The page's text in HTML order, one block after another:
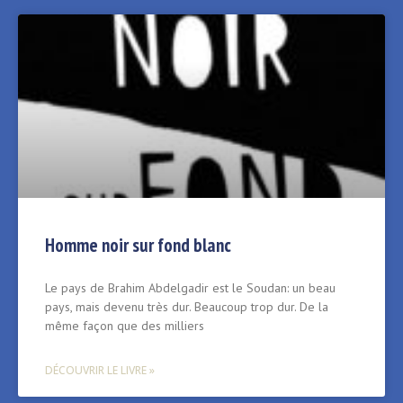
Homme noir sur fond blanc
Le pays de Brahim Abdelgadir est le Soudan: un beau
pays, mais devenu très dur. Beaucoup trop dur. De la
même façon que des milliers
DÉCOUVRIR LE LIVRE »